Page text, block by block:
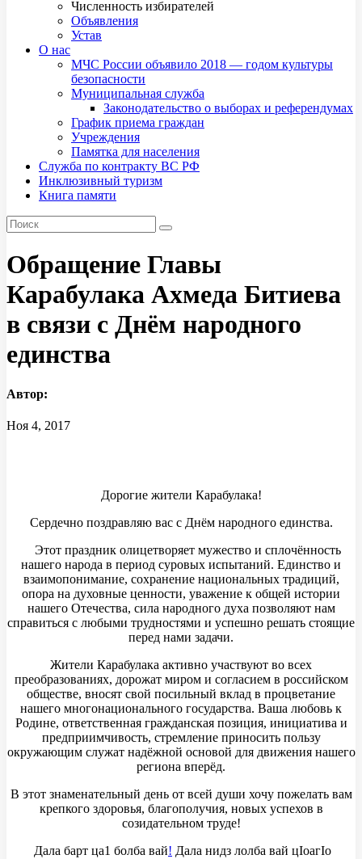
Численность избирателей
Объявления
Устав
О нас
МЧС России объявило 2018 — годом культуры
безопасности
Муниципальная служба
Законодательство о выборах и референдумах
График приема граждан
Учреждения
Памятка для населения
Служба по контракту ВС РФ
Инклюзивный туризм
Книга памяти
Обращение Главы
Карабулака Ахмеда Битиева
в связи с Днём народного
единства
Автор:
Ноя 4, 2017
Дорогие жители Карабулака!
Сердечно поздравляю вас с Днём народного единства.
Этот праздник олицетворяет мужество и сплочённость
нашего народа в период суровых испытаний. Единство и
взаимопонимание, сохранение национальных традиций,
опора на духовные ценности, уважение к общей истории
нашего Отечества, сила народного духа позволяют нам
справиться с любыми трудностями и успешно решать стоящие
перед нами задачи.
Жители Карабулака активно участвуют во всех
преобразованиях, дорожат миром и согласием в российском
обществе, вносят свой посильный вклад в процветание
нашего многонационального государства. Ваша любовь к
Родине, ответственная гражданская позиция, инициатива и
предприимчивость, стремление приносить пользу
окружающим служат надёжной основой для движения нашего
региона вперёд.
В этот знаменательный день от всей души хочу пожелать вам
крепкого здоровья, благополучия, новых успехов в
созидательном труде!
Дала барт ца1 болба вай! Дала нидз лолба вай цIоагIо